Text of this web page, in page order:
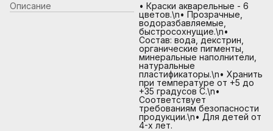
Описание
• Краски акварельные - 6
цветов.\n• Прозрачные,
водоразбавляемые,
быстросохнущие.\n•
Состав: вода, декстрин,
органические пигменты,
минеральные наполнители,
натуральные
пластификаторы.\n• Хранить
при температуре от +5 до
+35 градусов С.\n•
Соответствует
требованиям безопасности
продукции.\n• Для детей от
4-х лет.